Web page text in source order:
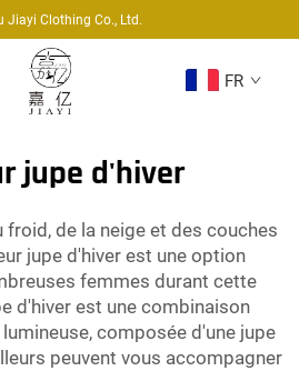
Jiayi Clothing Co., Ltd.
FR
jupe d'hiver
froid, de la neige et des couches
jupe d'hiver est une option
femmes durant cette
d'hiver est une combinaison
composée d'une jupe
peuvent vous accompagner